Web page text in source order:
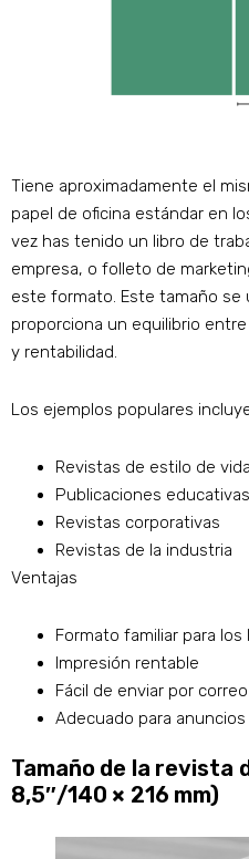
Tiene aproximadamente el
papel de oficina estándar en
vez has tenido un libro de
empresa, o folleto de
este formato. Este tamaño se
proporciona un equilibrio
y rentabilidad.
Los ejemplos populares
Revistas de estilo de vida
Publicaciones educativas
Revistas corporativas
Revistas de la industria
Ventajas
Formato familiar para los
Impresión rentable
Fácil de enviar por
Adecuado para
Tamaño de la revista
8,5″/140 × 216 mm)